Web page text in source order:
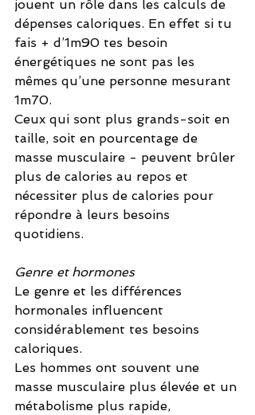
jouent un rôle dans les calculs de
dépenses caloriques. En effet si tu
fais + d’1m90 tes besoin
énergétiques ne sont pas les
mêmes qu’une personne mesurant
1m70.
Ceux qui sont plus grands-soit en
taille, soit en pourcentage de
masse musculaire - peuvent brûler
plus de calories au repos et
nécessiter plus de calories pour
répondre à leurs besoins
quotidiens.
Genre et hormones
Le genre et les différences
hormonales influencent
considérablement tes besoins
caloriques.
Les hommes ont souvent une
masse musculaire plus élevée et un
métabolisme plus rapide,